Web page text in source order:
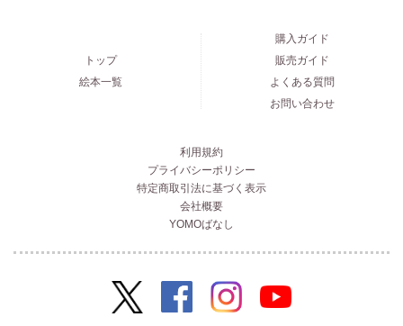
トップ
絵本一覧
購入ガイド
販売ガイド
よくある質問
お問い合わせ
利用規約
プライバシーポリシー
特定商取引法に基づく表示
会社概要
YOMOばなし